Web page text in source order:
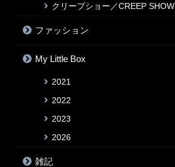
クリープショー／CREEP SHOW
ファッション
My Little Box
2021
2022
2023
2026
雑記